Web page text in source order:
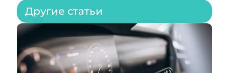
Другие статьи